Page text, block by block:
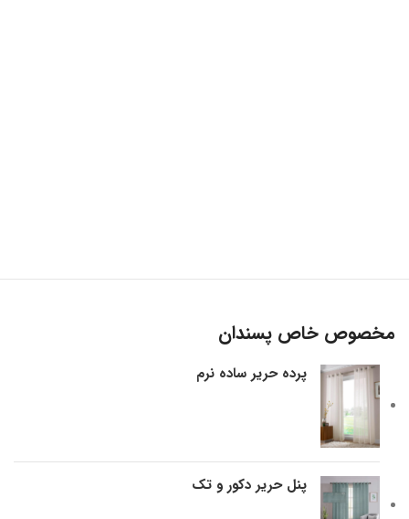
مخصوص خاص پسندان
پرده حریر ساده نرم
پنل حریر دکور و تک